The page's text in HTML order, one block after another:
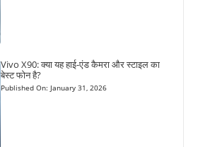
Vivo X90: क्या यह हाई-एंड कैमरा और स्टाइल का
बेस्ट फोन है?
Published On: January 31, 2026